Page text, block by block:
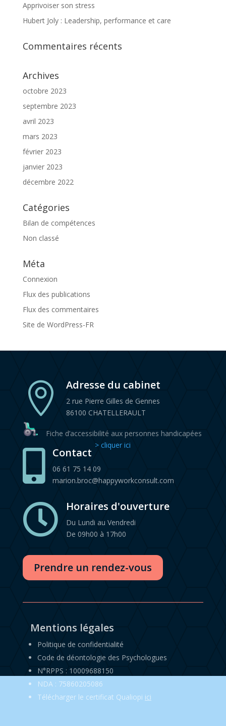
Apprivoiser son stress
Hubert Joly : Leadership, performance et care
Commentaires récents
Archives
octobre 2023
septembre 2023
avril 2023
mars 2023
février 2023
janvier 2023
décembre 2022
Catégories
Bilan de compétences
Non classé
Méta
Connexion
Flux des publications
Flux des commentaires
Site de WordPress-FR
 Adresse du cabinet
2 rue Pierre Gilles de Gennes
86100 CHATELLERAULT
Fiche d’accessibilité aux personnes handicapées
> cliquer ici
 Contact
06 61 75 14 09
marion.broc@happyworkconsult.com
 Horaires d'ouverture
Du Lundi au Vendredi
De 09h00 à 17h00
Prendre un rendez-vous
Mentions légales
Politique de confidentialité
Code de déontologie des Psychologues
N°RPPS : 10009688150
NDA : 75860205086
Télécharger le certificat Qualiopi ici